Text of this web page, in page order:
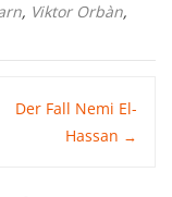
, Viktor Orbàn,
Der Fall Nemi El-
Hassan →